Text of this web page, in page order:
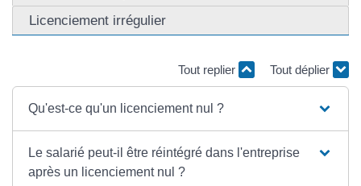
Licenciement irrégulier
Tout replier Tout déplier
Qu'est-ce qu'un licenciement nul ?
Le salarié peut-il être réintégré dans l'entreprise
après un licenciement nul ?